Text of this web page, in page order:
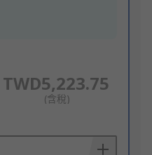
TWD5,223.75
(含稅)